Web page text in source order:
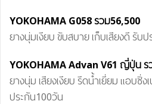
YOKOHAMA G058รวม56,500
ยางนุ่มเงียบ ขับสบาย เก็บเสียงดี รับ
YOKOHAMAAdvan V61 ญี่ปุ่นร
ยางนุ่ม เสียงเงียบ รีดน้ำเยี่ยม แอบซิ่
ประกัน100วัน